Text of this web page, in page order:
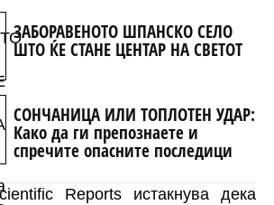
ЗАБОРАВЕНОТО ШПАНСКО СЕЛО
ШТО ЌЕ СТАНЕ ЦЕНТАР НА СВЕТОТ
СОНЧАНИЦА ИЛИ ТОПЛОТЕН УДАР:
Како да ги препознаете и
спречите опасните последици
Reports истакнува дека